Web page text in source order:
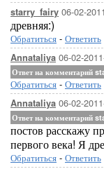
starry_fairy 06-02-
древняя:)
Обратиться - Ответить
Annataliya 06-02-
Ответ на комментарий
Обратиться - Ответить
Annataliya 06-02-
Ответ на комментарий
постов расскажу
первого века! Я
Обратиться - Ответить